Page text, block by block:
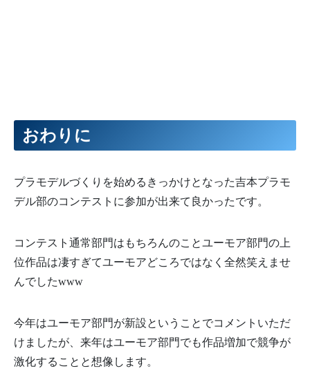
おわりに
プラモデルづくりを始めるきっかけとなった吉本プラモ
デル部のコンテストに参加が出来て良かったです。
コンテスト通常部門はもちろんのことユーモア部門の上
位作品は凄すぎてユーモアどころではなく全然笑えませ
んでしたwww
今年はユーモア部門が新設ということでコメントいただ
けましたが、来年はユーモア部門でも作品増加で競争が
激化することと想像します。